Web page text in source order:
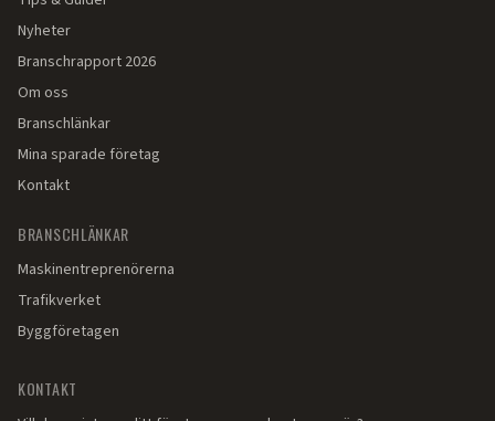
Nyheter
Branschrapport 2026
Om oss
Branschlänkar
Mina sparade företag
Kontakt
BRANSCHLÄNKAR
Maskinentreprenörerna
Trafikverket
Byggföretagen
KONTAKT